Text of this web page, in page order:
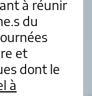
à réunir
du
et
dont le
à